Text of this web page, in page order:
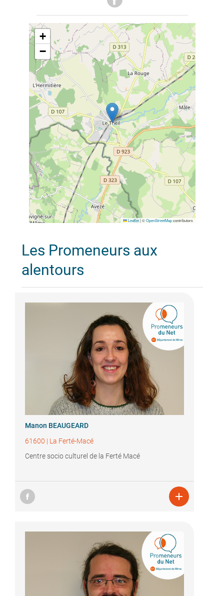
+
−
Leaflet |©OpenStreetMapcontributors
Les Promeneurs aux
alentours
Manon BEAUGEARD
61600 | La Ferté-Macé
Centre socio culturel de la Ferté Macé
